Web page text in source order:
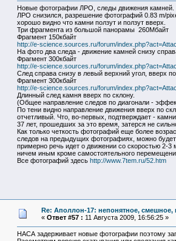
Новые фотографии ЛРО, следы движения камней.
ЛРО снизился, разрешение фотографий 0.83 m/
хорошо видно что камни ползут и ползут вверх.
Три фрагмента из большой панорамы 260Мбайт
Фрагмент 150кбайт
http://e-science.sources.ru/forum/
На фото два следа - движение камней снизу
Фрагмент 300кбайт
http://e-science.sources.ru/forum/
След справа снизу в левый верхний угол, вверх
Фрагмент 300кбайт
http://e-science.sources.ru/forum/
Длинный след камня вверх по склону.
(Общее направление следов по диагонали -
По тени видно направление движения вверх по
отчетливый. Что, во-первых, подтверждает -
37 лет, прошедших за это время, затерся не
Как только четкость фотографий еще более
следов на предыдущих фотографиях, можно
примерно речь идет о движении со скоростью 2-3
ничем иным кроме самостоятельного
Все фотографий здесь http://www.7tem.ru/52.htm
Re: Аполлон-17: непонятное, смешное,
« Ответ #57 : 11 Августа 2009, 16:56:25 »
НАСА задерживает новые фотографии поэтому